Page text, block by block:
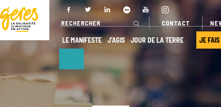
CONTACT
LE MANIFESTE J’AGIS JOUR DE LA TERRE JE FAIS
NOUS
DÉCOUVRIR
NOS ACTIONS